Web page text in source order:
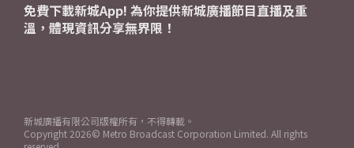
免費下載新城App! 為你提供新城廣播節目直播及重
溫，體現資訊分享無界限！
新城廣播有限公司版權所有，不得轉載。
Copyright 2026© Metro Broadcast Corporation Limited. All rights